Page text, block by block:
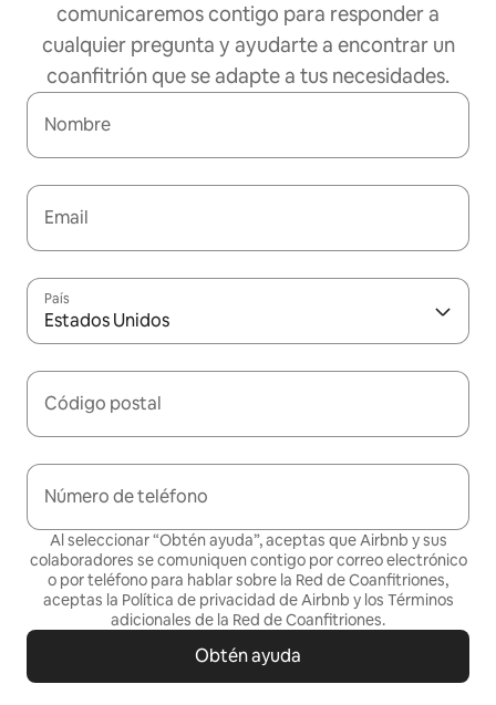
comunicaremos contigo para responder a
cualquier pregunta y ayudarte a encontrar un
coanfitrión que se adapte a tus necesidades.
Nombre
Email
País
Estados Unidos
Código postal
Número de teléfono
Al seleccionar “Obtén ayuda”, aceptas que Airbnb y sus
colaboradores se comuniquen contigo por correo electrónico
o por teléfono para hablar sobre la Red de Coanfitriones,
aceptas la Política de privacidad de Airbnb y los Términos
adicionales de la Red de Coanfitriones.
Obtén ayuda